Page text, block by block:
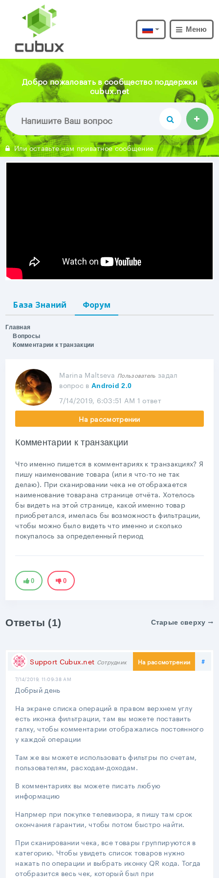
Меню
Добро пожаловать в сообщество поддержки
cubux.net
Или оставьте нам приватное сообщение
База Знаний Форум
Главная
Вопросы
Комментарии к транзакции
Marina Maltseva Пользователь задал
вопрос в Android 2.0
7/14/2019, 6:03:51 AM 1 ответ
На рассмотрении
Комментарии к транзакции
Что именно пишется в комментариях к транзакциях? Я
пишу наименование товара (или я что-то не так
делаю). При сканировании чека не отображается
наименование товарана странице отчёта. Хотелось
бы видеть на этой странице, какой именно товар
приобретался, имелась бы возможность фильтрации,
чтобы можно было видеть что именно и сколько
покупалось за определенный период
0 0
Ответы (1) Старые сверху
Support Cubux.net Сотрудник На рассмотрении #
7/14/2019, 11:09:38 AM
Добрый день
На экране списка операций в правом верхнем углу
есть иконка фильтрации, там вы можете поставить
галку, чтобы комментарии отображались постоянного
у каждой операции
Там же вы можете использовать фильтры по счетам,
пользователям, расходам-доходам.
В комментариях вы можете писать любую
информацию
Напрмер при покупке телевизора, я пишу там срок
окончания гарантии, чтобы потом быстро найти.
При сканировании чека, все товары группируются в
категорию. Чтобы увидеть список товаров нужно
нажать по операции и выбрать иконку QR кода. Тогда
отобразится весь чек, который был при